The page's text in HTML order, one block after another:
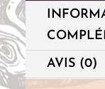
AVIS (0)